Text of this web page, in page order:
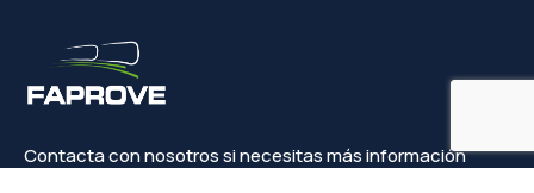
Contacta con nosotros si necesitas más información